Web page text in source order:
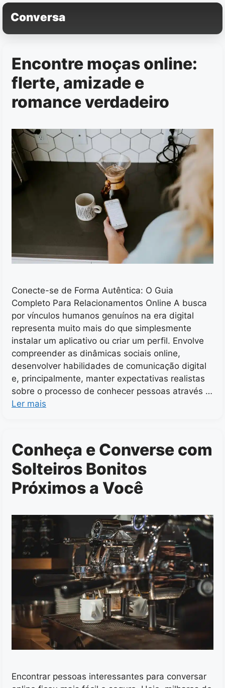
Pular
para
o
Conversa
Encontre moças online:
flerte, amizade e
romance verdadeiro
Conecte-se de Forma Autêntica: O Guia
Completo Para Relacionamentos Online A busca
por vínculos humanos genuínos na era digital
representa muito mais do que simplesmente
instalar um aplicativo ou criar um perfil. Envolve
compreender as dinâmicas sociais online,
desenvolver habilidades de comunicação digital
e, principalmente, manter expectativas realistas
sobre o processo de conhecer pessoas através …
Ler mais
Conheça e Converse com
Solteiros Bonitos
Próximos a Você
Encontrar pessoas interessantes para conversar